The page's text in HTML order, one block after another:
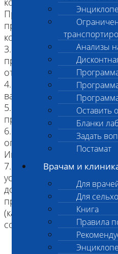
Анализы
Оставить
Бланки
Задать
Постамат
Врачам и
Для
Для
Книга
Правила
При хранении при
принимаются трупы, с
которых прошло не
3. Собаки и кошки, старше
принимаются только с
от бешенства
4. Усыпленные
вакцинации от
5. Эксгумированные
прошло менее суток)
6. Замороженные трупы
ограничением,
Информированном
7. Трупы диких видов
условиях зоопарка,
документами,
принадлежность
(каждый случай
согласовывать с врачом